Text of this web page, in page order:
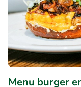
Menu burger